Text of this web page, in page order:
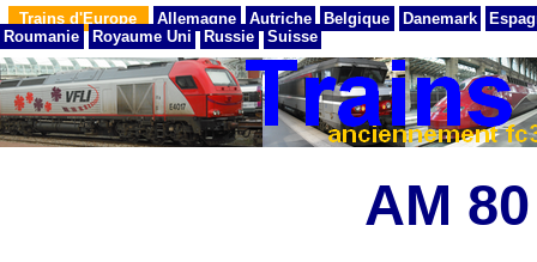
Trains d'Europe Allemagne Autriche Belgique Danemark
Roumanie
Royaume Uni Russie Suisse
AM